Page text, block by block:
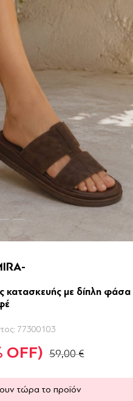
κατασκευής με δίπλη φάσα
77300103
OFF) 59,00 €
τώρα το προϊόν